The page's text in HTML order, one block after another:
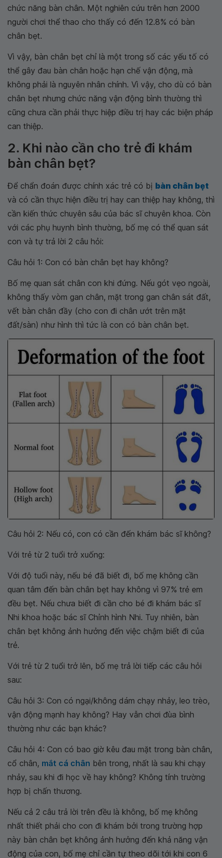
chức năng bàn chân. Một nghiên cứu trên hơn 2000
người chơi thể thao cho thấy có đến 12.8% có bàn
chân bẹt.
Vì vậy, bàn chân bẹt chỉ là một trong số các yếu tố có
thể gây đau bàn chân hoặc hạn chế vận động, mà
không phải là nguyên nhân chính. Vì vậy, cho dù có bàn
chân bẹt nhưng chức năng vận động bình thường thì
cũng chưa cần phải thực hiệp điều trị hay các biện pháp
can thiệp.
2. Khi nào cần cho trẻ đi khám
bàn chân bẹt?
Để chẩn đoán được chính xác trẻ có bị bàn chân bẹt
và có cần thực hiện điều trị hay can thiệp hay không, thì
cần kiến thức chuyên sâu của bác sĩ chuyên khoa. Còn
với các phụ huynh bình thường, bố mẹ có thể quan sát
con và tự trả lời 2 câu hỏi:
Câu hỏi 1: Con có bàn chân bẹt hay không?
Bố mẹ quan sát chân con khi đứng. Nếu gót vẹo ngoài,
không thấy vòm gan chân, mặt trong gan chân sát đất,
vết bàn chân đầy (cho con đi chân ướt trên mặt
đất/sàn) như hình thì tức là con có bàn chân bẹt.
Câu hỏi 2: Nếu có, con có cần đến khám bác sĩ không?
Với trẻ từ 2 tuổi trở xuống:
Với độ tuổi này, nếu bé đã biết đi, bố mẹ không cần
quan tâm đến bàn chân bẹt hay không vì 97% trẻ em
đều bẹt. Nếu chưa biết đi cần cho bé đi khám bác sĩ
Nhi khoa hoặc bác sĩ Chỉnh hình Nhi. Tuy nhiên, bàn
chân bẹt không ảnh hưởng đến việc chậm biết đi của
trẻ.
Với trẻ từ 2 tuổi trở lên, bố mẹ trả lời tiếp các câu hỏi
sau:
Câu hỏi 3: Con có ngại/không dám chạy nhảy, leo trèo,
vận động mạnh hay không? Hay vẫn chơi đùa bình
thường như các bạn khác?
Câu hỏi 4: Con có bao giờ kêu đau mặt trong bàn chân,
cổ chân, mắt cá chân bên trong, nhất là sau khi chạy
nhảy, sau khi đi học về hay không? Không tính trường
hợp bị chấn thương.
Nếu cả 2 câu trả lời trên đều là không, bố mẹ không
nhất thiết phải cho con đi khám bởi trong trường hợp
này bàn chân bẹt không ảnh hưởng đến khả năng vận
động của con, bố mẹ chỉ cần tự theo dõi tới khi con 6